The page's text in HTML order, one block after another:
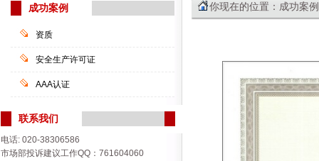
成功案例
资质
安全生产许可证
AAA认证
联系我们
电话: 020-38306586
市场部投诉建议工作QQ：761604060
你现在的位置：成功案例